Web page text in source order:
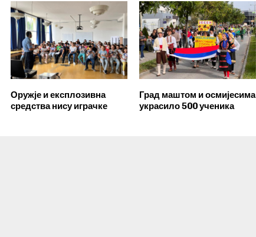
Оружје и експлозивна
средства нису играчке
Град маштом и осмијесима
украсило 500 ученика